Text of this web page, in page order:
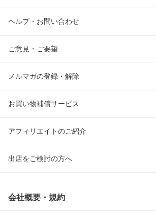
ヘルプ・お問い合わせ
ご意見・ご要望
メルマガの登録・解除
お買い物補償サービス
アフィリエイトのご紹介
出店をご検討の方へ
会社概要・規約